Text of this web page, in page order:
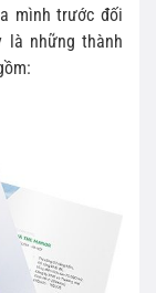
mình trước đối
là những thành